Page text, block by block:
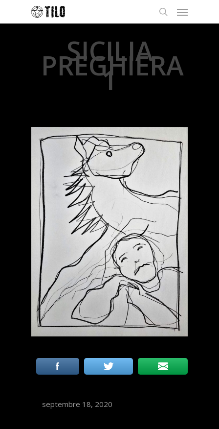
SICILIA
PREGHIERA
1
septembre 18, 2020